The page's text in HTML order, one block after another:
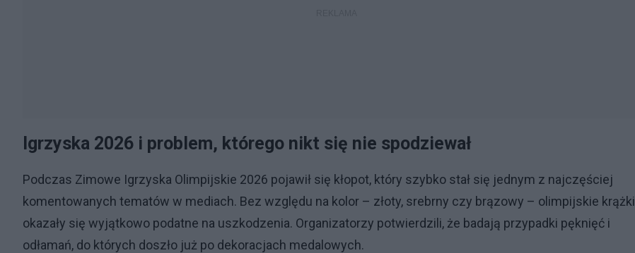
Igrzyska 2026 i problem, którego nikt się nie spodziewał
Podczas Zimowe Igrzyska Olimpijskie 2026 pojawił się kłopot, który szybko stał się jednym z najczęściej
komentowanych tematów w mediach. Bez względu na kolor – złoty, srebrny czy brązowy – olimpijskie krążki
okazały się wyjątkowo podatne na uszkodzenia. Organizatorzy potwierdzili, że badają przypadki pęknięć i
odłamań, do których doszło już po dekoracjach medalowych.